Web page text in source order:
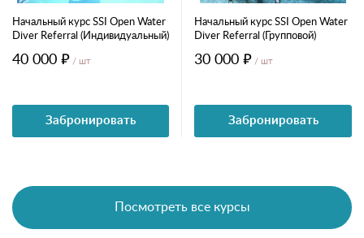
Начальный курс SSI Open Water
Diver Referral (Индивидуальный)
40 000 ₽ / шт
Забронировать
Начальный курс SSI Open Water
Diver Referral (Групповой)
30 000 ₽ / шт
Забронировать
Посмотреть все курсы